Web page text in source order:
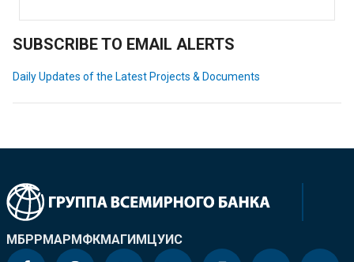
SUBSCRIBE TO EMAIL ALERTS
Daily Updates of the Latest Projects & Documents
МБРРМАРМФКМАГИМЦУИС